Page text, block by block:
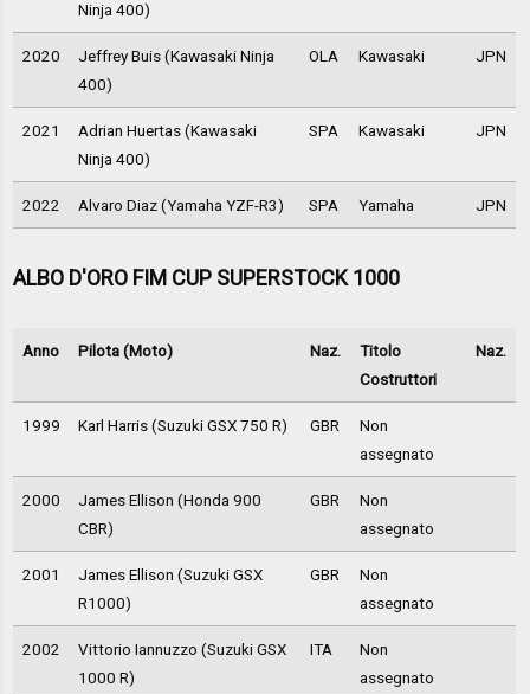
Ninja 400)
2020
Jeffrey Buis (Kawasaki Ninja
400)
OLA Kawasaki JPN
2021
Adrian Huertas (Kawasaki
Ninja 400)
SPA Kawasaki JPN
2022 Alvaro Diaz (Yamaha YZF-R3) SPA Yamaha JPN
ALBO D'ORO FIM CUP SUPERSTOCK 1000
Anno Pilota (Moto) Naz.
Titolo
Costruttori
Naz.
1999 Karl Harris (Suzuki GSX 750 R) GBR
Non
assegnato
2000
James Ellison (Honda 900
CBR)
GBR
Non
assegnato
2001
James Ellison (Suzuki GSX
R1000)
GBR
Non
assegnato
2002
Vittorio Iannuzzo (Suzuki GSX
1000 R)
ITA
Non
assegnato